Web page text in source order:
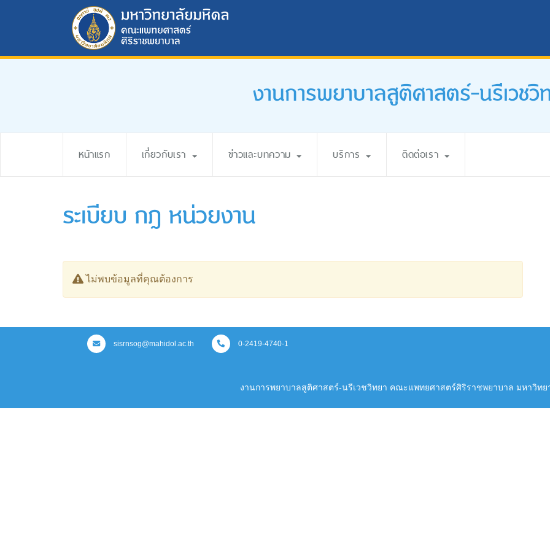
งานการพยาบาลสูติศาสตร์-นรีเวชวิ
หน้าแรก เกี่ยวกับเรา ข่าวและบทความ บริการ ติดต่อเรา
ระเบียบ กฎ หน่วยงาน
ไม่พบข้อมูลที่คุณต้องการ
sisrnsog@mahidol.ac.th 0-2419-4740-1
งานการพยาบาลสูติศาสตร์-นรีเวชวิทยา คณะแพทยศาสตร์ศิริราชพยาบาล มหาวิทย